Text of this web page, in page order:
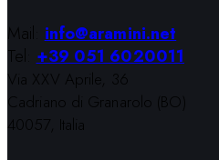
Mail:info@aramini.net
Tel:+39 051 6020011
Via XXV Aprile, 36
Cadriano di Granarolo (BO)
40057, Italia